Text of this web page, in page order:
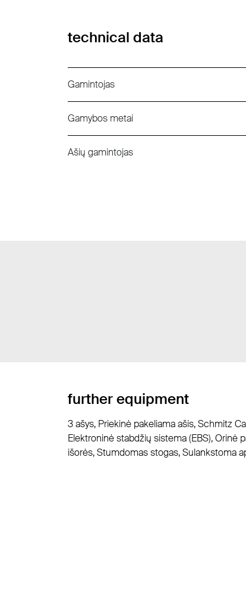
technical data
Gamintojas
Gamybos metai
Ašių gamintojas
further equipment
3 ašys, Priekinė pakeliama ašis, Schmitz
Elektroninė stabdžių sistema (EBS), Orinė
išorės, Stumdomas stogas, Sulankstoma